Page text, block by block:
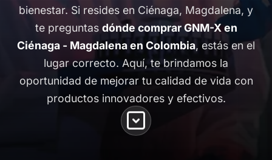
bienestar. Si resides en Ciénaga, Magdalena, y
te preguntas dónde comprar GNM-X en
Ciénaga - Magdalena en Colombia, estás en el
lugar correcto. Aquí, te brindamos la
oportunidad de mejorar tu calidad de vida con
productos innovadores y efectivos.